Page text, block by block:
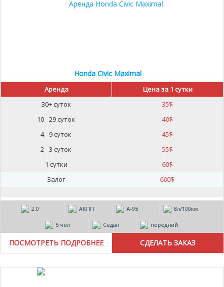
Honda Civic Maximal
Аренда
Цена за 1 сутки
30+ суток
35$
10 - 29 суток
40$
4 - 9 суток
45$
2 - 3 суток
55$
1 сутки
60$
Залог
600$
2.0 АКПП А-95 8л/100км
5 чел Седан передний
ПОСМОТРЕТЬ ПОДРОБНЕЕ